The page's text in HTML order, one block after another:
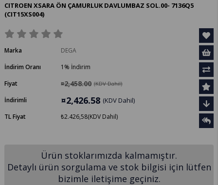
CITROEN XSARA ÖN ÇAMURLUK DAVLUMBAZ SOL.00- 7136Q5
(CIT15XS004)
Marka
DEGA
İndirim Oranı
%
1
İndirim
Fiyat
¤2,458.00 (KDV Dahil)
İndirimli ¤2,426.58 (KDV Dahil)
TL Fiyat ₺2.426,58(KDV Dahil)
Ürün stoklarımızda kalmamıştır.
Detaylı ürün sorgulama ve stok bilgisi için lütfen
bizimle iletişime geçiniz.